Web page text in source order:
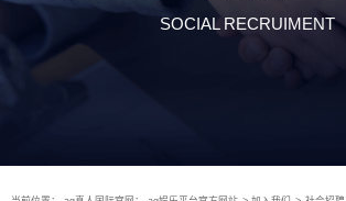
SOCIAL RECRUIMENT